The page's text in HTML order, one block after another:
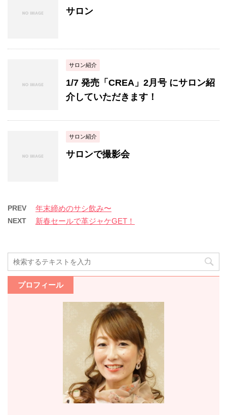
サロン
サロン紹介
1/7 発売「CREA」2月号 にサロン紹
介していただきます！
サロン紹介
サロンで撮影会
PREV 年末締めのサシ飲み〜
NEXT 新春セールで革ジャケGET！
プロフィール